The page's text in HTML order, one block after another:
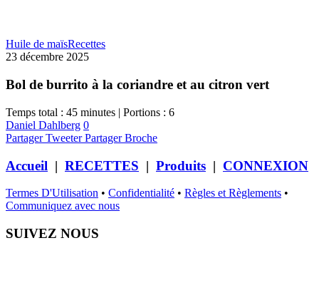
Huile de maïsRecettes
23 décembre 2025
Bol de burrito à la coriandre et au citron vert
Temps total : 45 minutes | Portions : 6
Daniel Dahlberg 0
Partager Tweeter Partager Broche
Accueil | RECETTES | Produits | CONNEXION
Termes D'Utilisation • Confidentialité • Règles et Règlements •
Communiquez avec nous
SUIVEZ NOUS